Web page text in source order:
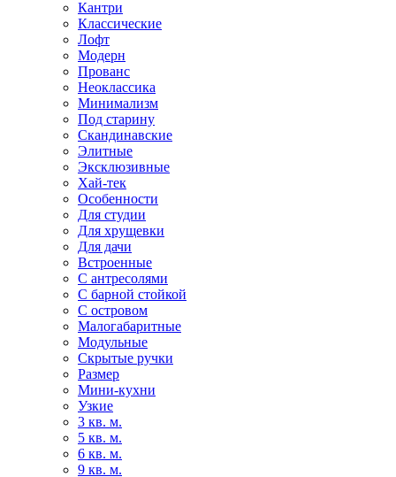
Кантри
Классические
Лофт
Модерн
Прованс
Неоклассика
Минимализм
Под старину
Скандинавские
Элитные
Эксклюзивные
Хай-тек
Особенности
Для студии
Для хрущевки
Для дачи
Встроенные
С антресолями
С барной стойкой
С островом
Малогабаритные
Модульные
Скрытые ручки
Размер
Мини-кухни
Узкие
3 кв. м.
5 кв. м.
6 кв. м.
9 кв. м.